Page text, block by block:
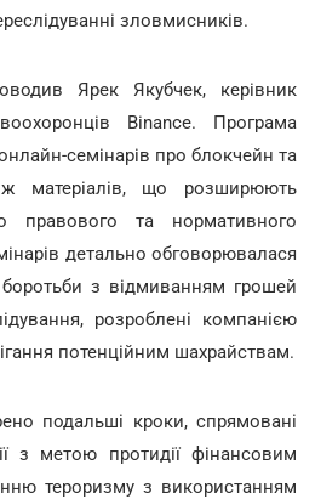
зловмисників.
Ярек Якубчек, керівник
Binance. Програма
семінарів про блокчейн та
матеріалів, що розширюють
правового та нормативного
детально обговорювалася
з відмиванням грошей
розроблені компанією
потенційним шахрайствам.
подальші кроки, спрямовані
з метою протидії фінансовим
тероризму з використанням